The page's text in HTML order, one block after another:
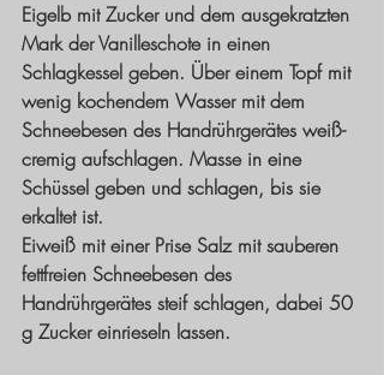
Eigelb mit Zucker und dem ausgekratzten
Mark der Vanilleschote in einen
Schlagkessel geben. Über einem Topf mit
wenig kochendem Wasser mit dem
Schneebesen des Handrührgerätes weiß-
cremig aufschlagen. Masse in eine
Schüssel geben und schlagen, bis sie
erkaltet ist.
Eiweiß mit einer Prise Salz mit sauberen
fettfreien Schneebesen des
Handrührgerätes steif schlagen, dabei 50
g Zucker einrieseln lassen.